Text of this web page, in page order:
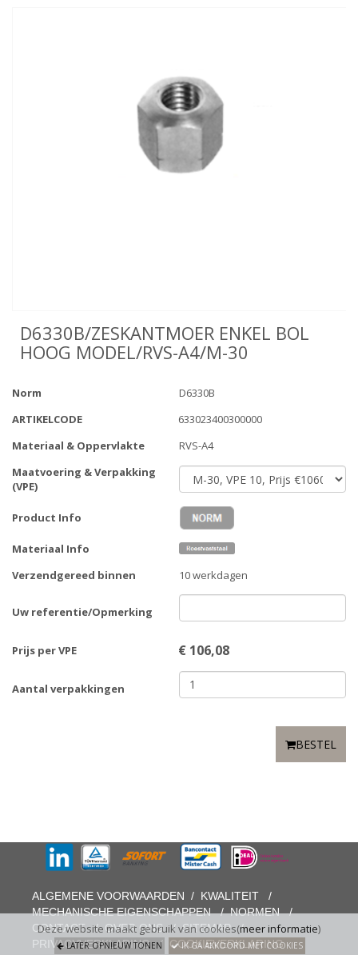
D6330B/ZESKANTMOER ENKEL BOL
HOOG MODEL/RVS-A4/M-30
Norm
D6330B
ARTIKELCODE
633023400300000
Materiaal & Oppervlakte
RVS-A4
Maatvoering & Verpakking
(VPE)
Product Info
Materiaal Info
Verzendgereed binnen
10 werkdagen
Uw referentie/Opmerking
Prijs per VPE € 106,08
Aantal verpakkingen
BESTEL
Deze website maakt gebruik van cookies(meer informatie)
LATER OPNIEUW TONEN IK GA AKKOORD MET COOKIES
ALGEMENE VOORWAARDEN / KWALITEIT
/
MECHANISCHE EIGENSCHAPPEN/NORMEN/
CONTACT/OVER ONS/SITEMAP/
PRIVACYVERKLARING/ COOKIEVERKLARING